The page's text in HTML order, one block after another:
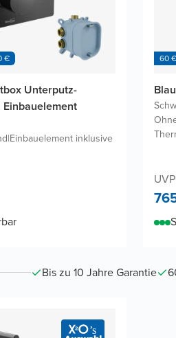
€
Unterputz-
|Einbauelement inklusive
60
Bis zu 10 Jahre Garantie